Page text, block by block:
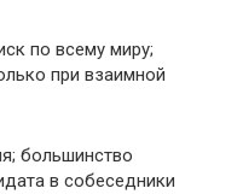
по всему миру;
при взаимной
большинство
в собеседники